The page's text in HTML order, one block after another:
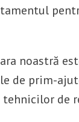
noastră
de prim-
de